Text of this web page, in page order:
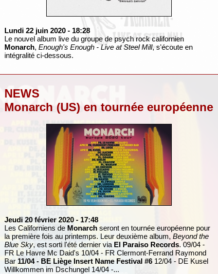
Lundi 22 juin 2020 - 18:28
Le nouvel album live du groupe de psych rock californien
Monarch, Enough's Enough - Live at Steel Mill, s'écoute en
intégralité ci-dessous.
NEWS
Monarch (US) en tournée européenne
Jeudi 20 février 2020 - 17:48
Les Californiens de Monarchseront en tournée européenne pour
la première fois au printemps. Leur deuxième album, Beyond the
Blue Sky, est sorti l'été dernier via El Paraiso Records. 09/04 -
FR Le Havre Mc Daid's 10/04 - FR Clermont-Ferrand Raymond
Bar 11/04 - BE Liège Insert Name Festival #612/04 - DE Kusel
Willkommen im Dschungel 14/04 -...